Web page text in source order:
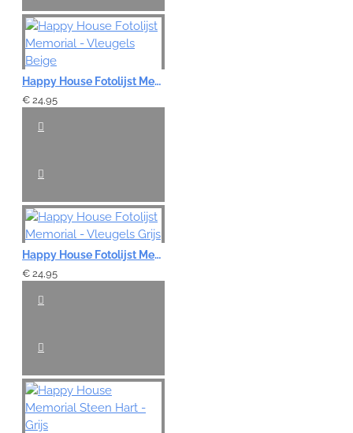
Happy House Fotolijst Memorial - Vleugels Beige
€ 24,95
Happy House Fotolijst Memorial - Vleugels Grijs
€ 24,95